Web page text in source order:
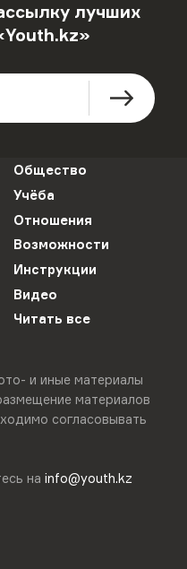
лучших
Общество
Учёба
Отношения
Возможности
Инструкции
Видео
Читать все
и иные материалы
материалов
согласовывать
на info@youth.kz